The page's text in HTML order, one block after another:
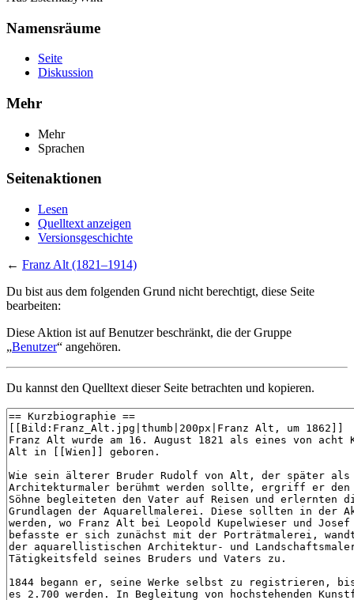
Namensräume
Seite
Diskussion
Mehr
Mehr
Sprachen
Seitenaktionen
Lesen
Quelltext anzeigen
Versionsgeschichte
← Franz Alt (1821–1914)
Du bist aus dem folgenden Grund nicht berechtigt, diese Seite
bearbeiten:
Diese Aktion ist auf Benutzer beschränkt, die der Gruppe
„Benutzer“ angehören.
Du kannst den Quelltext dieser Seite betrachten und kopieren.